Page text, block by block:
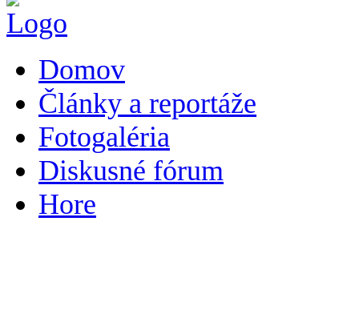
Domov
Články a reportáže
Fotogaléria
Diskusné fórum
Hore